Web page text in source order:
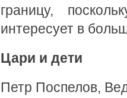
границу,
интересует в
Цари и дети
Петр Поспелов,